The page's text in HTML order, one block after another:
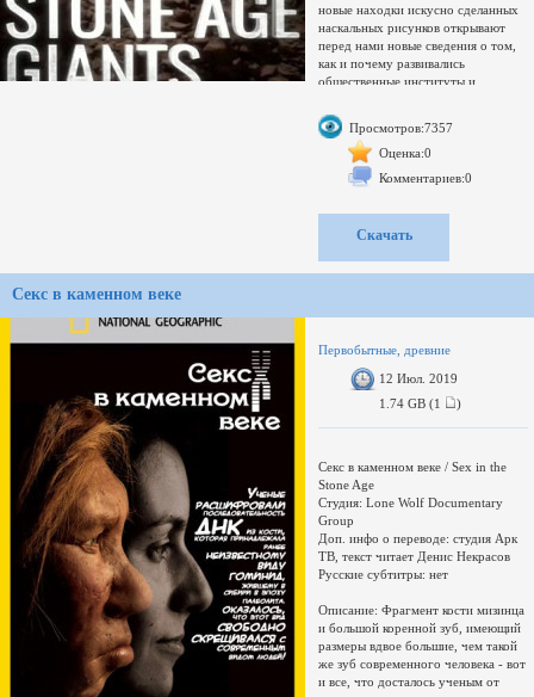
новые находки искусно сделанных
наскальных рисунков открывают
перед нами новые сведения о том,
как и почему развивались
общественные институты и
Сэмпл:
https://www.sendspace.com/file/
релиза: HDTV 1080i
Аудио 2: Английский 48 kHz, MPEG
Layer 2, 2 ch, ~192.00 kbps avg
Переключить
Увел./умен. окно
загружается...
Просмотров:7357
Оценка:0
Комментариев:0
Скачать
Секс в каменном веке
Первобытные, древние
12 Июл. 2019
1.74 GB (1
)
Секс в каменном веке / Sex in the
Stone Age
Студия: Lone Wolf Documentary
Group
Доп. инфо о переводе: студия Арк
ТВ, текст читает Денис Некрасов
Русские субтитры: нет
Описание: Фрагмент кости мизинца
и большой коренной зуб, имеющий
размеры вдвое большие, чем такой
же зуб современного человека - вот
и все, что досталось ученым от